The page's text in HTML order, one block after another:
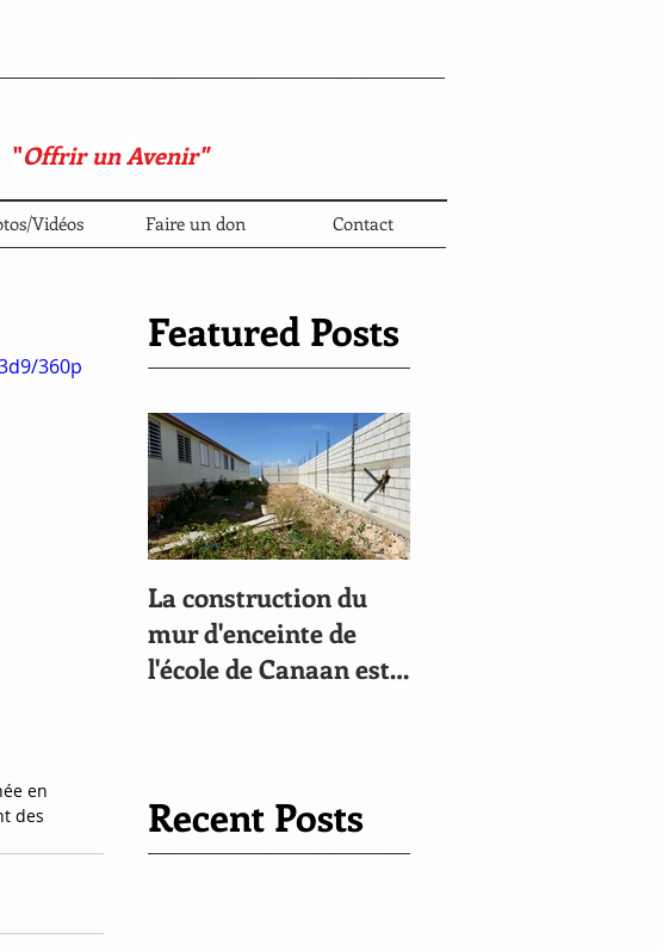
"Offrir un Avenir"
Vidéos Faire un don Contact
360p
en
des
Featured Posts
La construction du
mur d'enceinte de
l'école de Canaan est
Recent Posts